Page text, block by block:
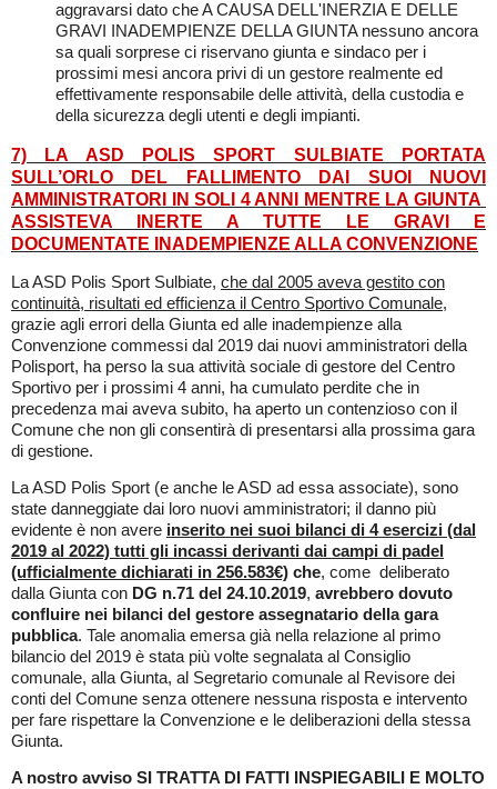
aggravarsi dato che A CAUSA DELL'INERZIA E DELLE
GRAVI INADEMPIENZE DELLA GIUNTA nessuno ancora
sa quali sorprese ci riservano giunta e sindaco per i
prossimi mesi ancora privi di un gestore realmente ed
effettivamente responsabile delle attività, della custodia e
della sicurezza degli utenti e degli impianti.
7) LA ASD POLIS SPORT SULBIATE PORTATA
SULL’ORLO DEL FALLIMENTO DAI SUOI NUOVI
AMMINISTRATORI IN SOLI 4 ANNI MENTRE LA GIUNTA
ASSISTEVA INERTE A TUTTE LE GRAVI E
DOCUMENTATE INADEMPIENZE ALLA CONVENZIONE
La ASD Polis Sport Sulbiate, che dal 2005 aveva gestito con
continuità, risultati ed efficienza il Centro Sportivo Comunale,
grazie agli errori della Giunta ed alle inadempienze alla
Convenzione commessi dal 2019 dai nuovi amministratori della
Polisport, ha perso la sua attività sociale di gestore del Centro
Sportivo per i prossimi 4 anni, ha cumulato perdite che in
precedenza mai aveva subito, ha aperto un contenzioso con il
Comune che non gli consentirà di presentarsi alla prossima gara
di gestione.
La ASD Polis Sport (e anche le ASD ad essa associate), sono
state danneggiate dai loro nuovi amministratori; il danno più
evidente è non avere inserito nei suoi bilanci di 4 esercizi (dal
2019 al 2022) tutti gli incassi derivanti dai campi di padel
(ufficialmente dichiarati in 256.583€) che, come deliberato
dalla Giunta con DG n.71 del 24.10.2019, avrebbero dovuto
confluire nei bilanci del gestore assegnatario della gara
pubblica. Tale anomalia emersa già nella relazione al primo
bilancio del 2019 è stata più volte segnalata al Consiglio
comunale, alla Giunta, al Segretario comunale al Revisore dei
conti del Comune senza ottenere nessuna risposta e intervento
per fare rispettare la Convenzione e le deliberazioni della stessa
Giunta.
A nostro avviso SI TRATTA DI FATTI INSPIEGABILI E MOLTO